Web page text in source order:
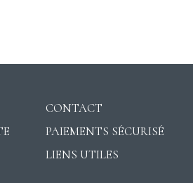
CONTACT
PAIEMENTS SÉCURISÉ
LIENS UTILES